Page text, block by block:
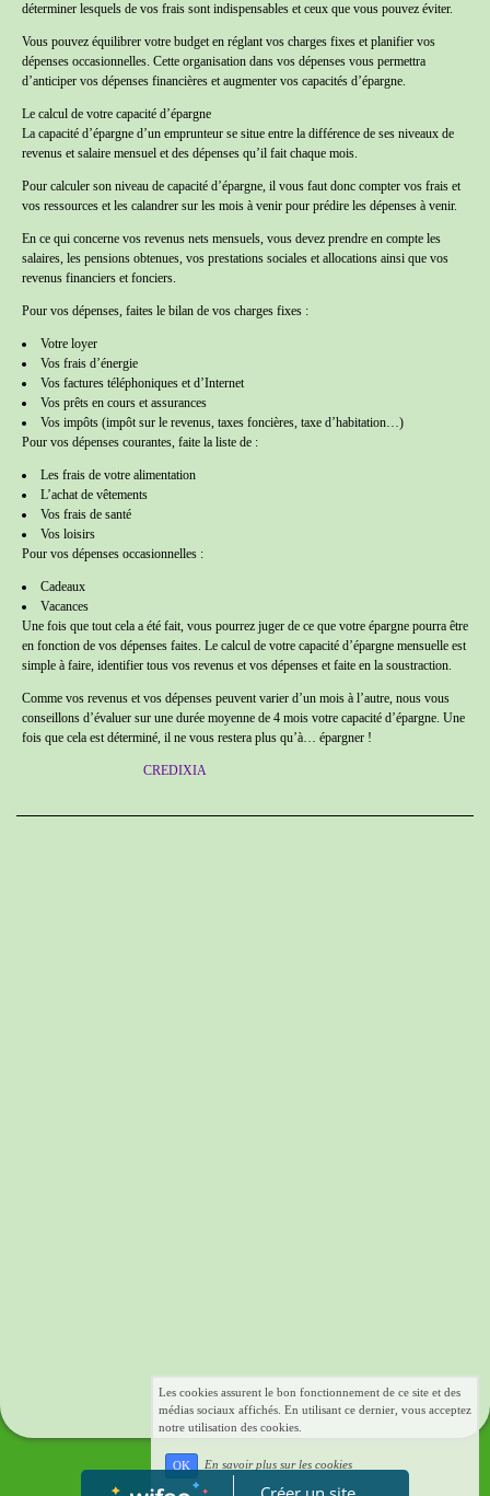
déterminer lesquels de vos frais sont indispensables et ceux que vous pouvez éviter.
Vous pouvez équilibrer votre budget en réglant vos charges fixes et planifier vos
dépenses occasionnelles. Cette organisation dans vos dépenses vous permettra
d’anticiper vos dépenses financières et augmenter vos capacités d’épargne.
Le calcul de votre capacité d’épargne
La capacité d’épargne d’un emprunteur se situe entre la différence de ses niveaux de
revenus et salaire mensuel et des dépenses qu’il fait chaque mois.
Pour calculer son niveau de capacité d’épargne, il vous faut donc compter vos frais et
vos ressources et les calandrer sur les mois à venir pour prédire les dépenses à venir.
En ce qui concerne vos revenus nets mensuels, vous devez prendre en compte les
salaires, les pensions obtenues, vos prestations sociales et allocations ainsi que vos
revenus financiers et fonciers.
Pour vos dépenses, faites le bilan de vos charges fixes :
Votre loyer
Vos frais d’énergie
Vos factures téléphoniques et d’Internet
Vos prêts en cours et assurances
Vos impôts (impôt sur le revenus, taxes foncières, taxe d’habitation…)
Pour vos dépenses courantes, faite la liste de :
Les frais de votre alimentation
L’achat de vêtements
Vos frais de santé
Vos loisirs
Pour vos dépenses occasionnelles :
Cadeaux
Vacances
Une fois que tout cela a été fait, vous pourrez juger de ce que votre épargne pourra être
en fonction de vos dépenses faites. Le calcul de votre capacité d’épargne mensuelle est
simple à faire, identifier tous vos revenus et vos dépenses et faite en la soustraction.
Comme vos revenus et vos dépenses peuvent varier d’un mois à l’autre, nous vous
conseillons d’évaluer sur une durée moyenne de 4 mois votre capacité d’épargne. Une
fois que cela est déterminé, il ne vous restera plus qu’à… épargner !
CREDIXIA
Les cookies assurent le bon fonctionnement de ce site et des
médias sociaux affichés. En utilisant ce dernier, vous acceptez
notre utilisation des cookies.
OK En savoir plus sur les cookies